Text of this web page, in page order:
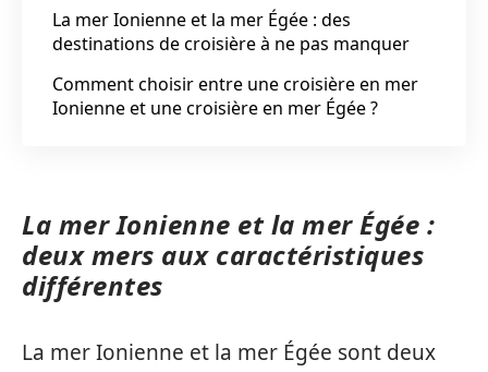
La mer Ionienne et la mer Égée : des
destinations de croisière à ne pas manquer
Comment choisir entre une croisière en mer
Ionienne et une croisière en mer Égée ?
La mer Ionienne et la mer Égée :
deux mers aux caractéristiques
différentes
La mer Ionienne et la mer Égée sont deux